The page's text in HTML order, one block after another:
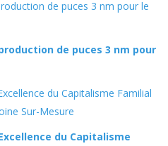
de puces 3 nm pour
du Capitalisme